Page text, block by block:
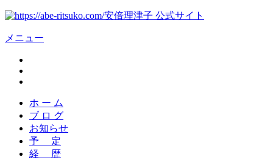
安倍理津子 公式サイト
メニュー
ホ ー ム
ブ ロ グ
お知らせ
予 定
経 歴